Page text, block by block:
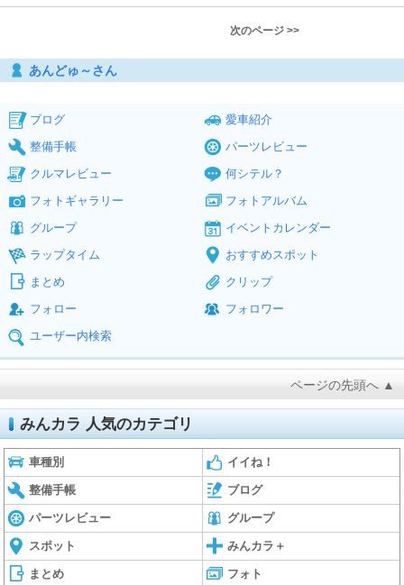
次のページ >>
あんどゅ～さん
ブログ
愛車紹介
整備手帳
パーツレビュー
クルマレビュー
何シテル？
フォトギャラリー
フォトアルバム
グループ
イベントカレンダー
ラップタイム
おすすめスポット
まとめ
クリップ
フォロー
フォロワー
ユーザー内検索
ページの先頭へ ▲
みんカラ 人気のカテゴリ
車種別 イイね！
整備手帳 ブログ
パーツレビュー グループ
スポット みんカラ＋
まとめ フォト